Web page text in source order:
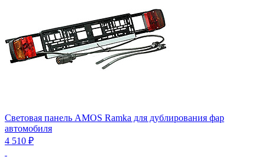
Световая панель AMOS Ramka для дублирования фар
автомобиля
4 510 ₽